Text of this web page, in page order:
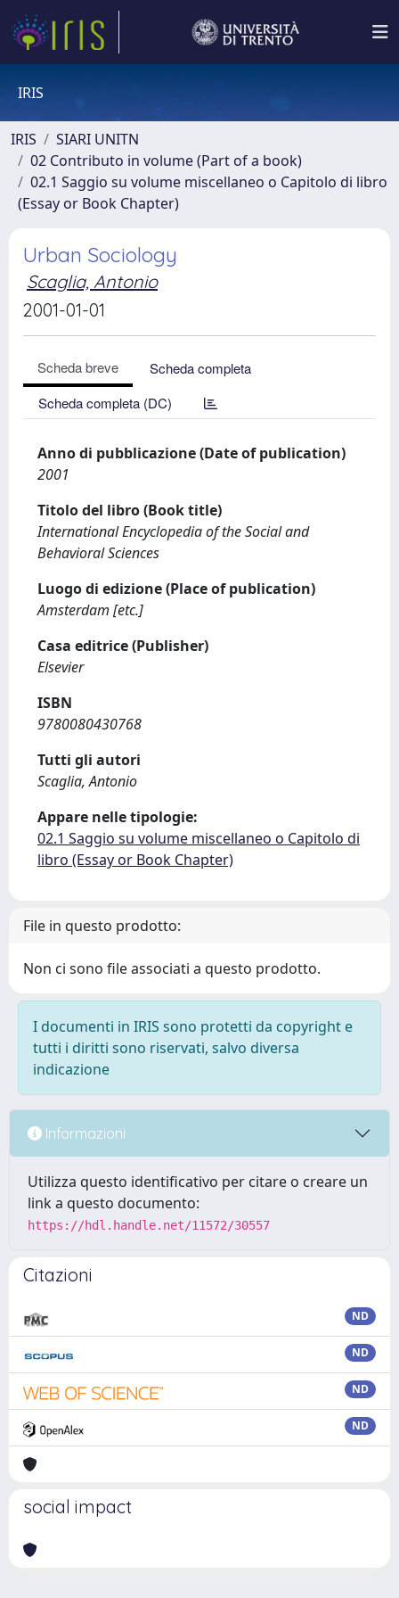
IRIS
IRIS
SIARI UNITN
02 Contributo in volume (Part of a book)
02.1 Saggio su volume miscellaneo o Capitolo di libro
(Essay or Book Chapter)
Urban Sociology
Scaglia, Antonio
2001-01-01
Scheda breve
Scheda completa
Scheda completa (DC)
Anno di pubblicazione (Date of publication)
2001
Titolo del libro (Book title)
International Encyclopedia of the Social and
Behavioral Sciences
Luogo di edizione (Place of publication)
Amsterdam [etc.]
Casa editrice (Publisher)
Elsevier
ISBN
9780080430768
Tutti gli autori
Scaglia, Antonio
Appare nelle tipologie:
02.1 Saggio su volume miscellaneo o Capitolo di
libro (Essay or Book Chapter)
File in questo prodotto:
Non ci sono file associati a questo prodotto.
I documenti in IRIS sono protetti da copyright e
tutti i diritti sono riservati, salvo diversa
indicazione
Informazioni
Utilizza questo identificativo per citare o creare un
link a questo documento:
https://hdl.handle.net/11572/30557
Citazioni
ND
ND
ND
ND
social impact